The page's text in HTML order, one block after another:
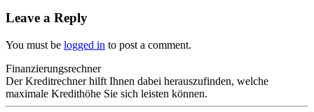
Leave a Reply
You must be logged in to post a comment.
Finanzierungsrechner
Der Kreditrechner hilft Ihnen dabei herauszufinden, welche
maximale Kredithöhe Sie sich leisten können.